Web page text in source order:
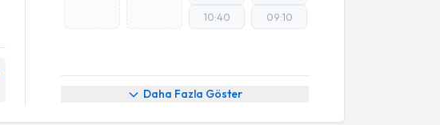
10:40
09:10
Daha Fazla Göster